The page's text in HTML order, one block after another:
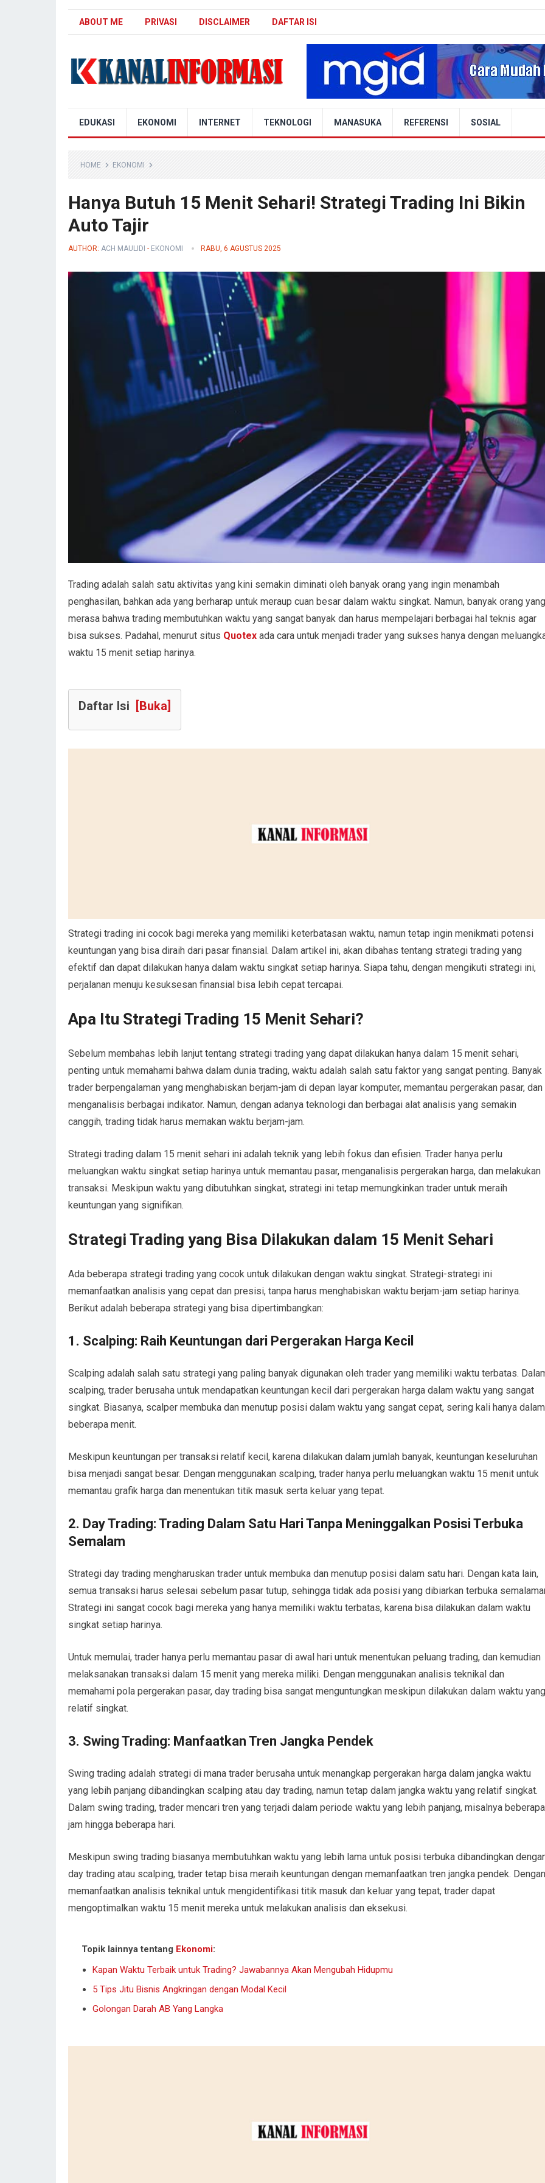
ABOUT ME PRIVASI DISCLAIMER DAFTAR ISI
EDUKASI EKONOMI INTERNET TEKNOLOGI MANASUKA REFERENSI SOSIAL
HOME EKONOMI
Hanya Butuh 15 Menit Sehari! Strategi Trading Ini Bikin
Auto Tajir
AUTHOR: ACH MAULIDI - EKONOMI RABU, 6 AGUSTUS 2025
Trading adalah salah satu aktivitas yang kini semakin diminati oleh banyak orang yang ingin menambah
penghasilan, bahkan ada yang berharap untuk meraup cuan besar dalam waktu singkat. Namun, banyak orang yang
merasa bahwa trading membutuhkan waktu yang sangat banyak dan harus mempelajari berbagai hal teknis agar
bisa sukses. Padahal, menurut situs Quotex ada cara untuk menjadi trader yang sukses hanya dengan
waktu 15 menit setiap harinya.
Daftar Isi [Buka]
Strategi trading ini cocok bagi mereka yang memiliki keterbatasan waktu, namun tetap ingin menikmati potensi
keuntungan yang bisa diraih dari pasar finansial. Dalam artikel ini, akan dibahas tentang strategi trading yang
efektif dan dapat dilakukan hanya dalam waktu singkat setiap harinya. Siapa tahu, dengan mengikuti strategi ini,
perjalanan menuju kesuksesan finansial bisa lebih cepat tercapai.
Apa Itu Strategi Trading 15 Menit Sehari?
Sebelum membahas lebih lanjut tentang strategi trading yang dapat dilakukan hanya dalam 15 menit sehari,
penting untuk memahami bahwa dalam dunia trading, waktu adalah salah satu faktor yang sangat penting. Banyak
trader berpengalaman yang menghabiskan berjam-jam di depan layar komputer, memantau pergerakan pasar, dan
menganalisis berbagai indikator. Namun, dengan adanya teknologi dan berbagai alat analisis yang semakin
canggih, trading tidak harus memakan waktu berjam-jam.
Strategi trading dalam 15 menit sehari ini adalah teknik yang lebih fokus dan efisien. Trader hanya perlu
meluangkan waktu singkat setiap harinya untuk memantau pasar, menganalisis pergerakan harga, dan melakukan
transaksi. Meskipun waktu yang dibutuhkan singkat, strategi ini tetap memungkinkan trader untuk meraih
keuntungan yang signifikan.
Strategi Trading yang Bisa Dilakukan dalam 15 Menit Sehari
Ada beberapa strategi trading yang cocok untuk dilakukan dengan waktu singkat. Strategi-strategi ini
memanfaatkan analisis yang cepat dan presisi, tanpa harus menghabiskan waktu berjam-jam setiap harinya.
Berikut adalah beberapa strategi yang bisa dipertimbangkan:
1. Scalping: Raih Keuntungan dari Pergerakan Harga Kecil
Scalping adalah salah satu strategi yang paling banyak digunakan oleh trader yang memiliki waktu terbatas.
scalping, trader berusaha untuk mendapatkan keuntungan kecil dari pergerakan harga dalam waktu yang sangat
singkat. Biasanya, scalper membuka dan menutup posisi dalam waktu yang sangat cepat, sering kali hanya dalam
beberapa menit.
Meskipun keuntungan per transaksi relatif kecil, karena dilakukan dalam jumlah banyak, keuntungan keseluruhan
bisa menjadi sangat besar. Dengan menggunakan scalping, trader hanya perlu meluangkan waktu 15 menit untuk
memantau grafik harga dan menentukan titik masuk serta keluar yang tepat.
2. Day Trading: Trading Dalam Satu Hari Tanpa Meninggalkan Posisi Terbuka
Semalam
Strategi day trading mengharuskan trader untuk membuka dan menutup posisi dalam satu hari. Dengan kata lain,
semua transaksi harus selesai sebelum pasar tutup, sehingga tidak ada posisi yang dibiarkan terbuka
Strategi ini sangat cocok bagi mereka yang hanya memiliki waktu terbatas, karena bisa dilakukan dalam waktu
singkat setiap harinya.
Untuk memulai, trader hanya perlu memantau pasar di awal hari untuk menentukan peluang trading, dan kemudian
melaksanakan transaksi dalam 15 menit yang mereka miliki. Dengan menggunakan analisis teknikal dan
memahami pola pergerakan pasar, day trading bisa sangat menguntungkan meskipun dilakukan dalam waktu yang
relatif singkat.
3. Swing Trading: Manfaatkan Tren Jangka Pendek
Swing trading adalah strategi di mana trader berusaha untuk menangkap pergerakan harga dalam jangka waktu
yang lebih panjang dibandingkan scalping atau day trading, namun tetap dalam jangka waktu yang relatif singkat.
Dalam swing trading, trader mencari tren yang terjadi dalam periode waktu yang lebih panjang, misalnya beberapa
jam hingga beberapa hari.
Meskipun swing trading biasanya membutuhkan waktu yang lebih lama untuk posisi terbuka dibandingkan
day trading atau scalping, trader tetap bisa meraih keuntungan dengan memanfaatkan tren jangka pendek. Dengan
memanfaatkan analisis teknikal untuk mengidentifikasi titik masuk dan keluar yang tepat, trader dapat
mengoptimalkan waktu 15 menit mereka untuk melakukan analisis dan eksekusi.
Topik lainnya tentang Ekonomi:
Kapan Waktu Terbaik untuk Trading? Jawabannya Akan Mengubah Hidupmu
5 Tips Jitu Bisnis Angkringan dengan Modal Kecil
Golongan Darah AB Yang Langka